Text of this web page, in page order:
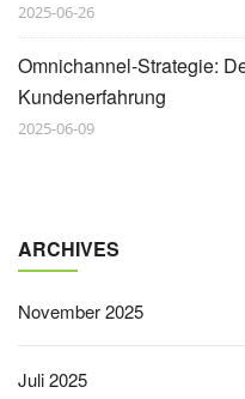
2025-06-26
Omnichannel-Strategie:
Kundenerfahrung
2025-06-09
ARCHIVES
November 2025
Juli 2025